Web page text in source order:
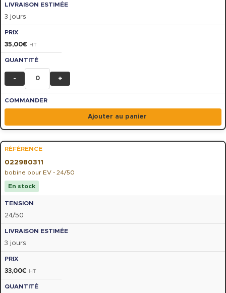
3 jours
35,00€ HT
- +
Ajouter au panier
022980311
bobine pour EV - 24/50
En stock
24/50
3 jours
33,00€ HT